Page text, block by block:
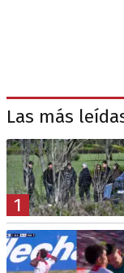
Las más
1